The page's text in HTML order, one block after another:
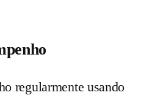
regularmente usando